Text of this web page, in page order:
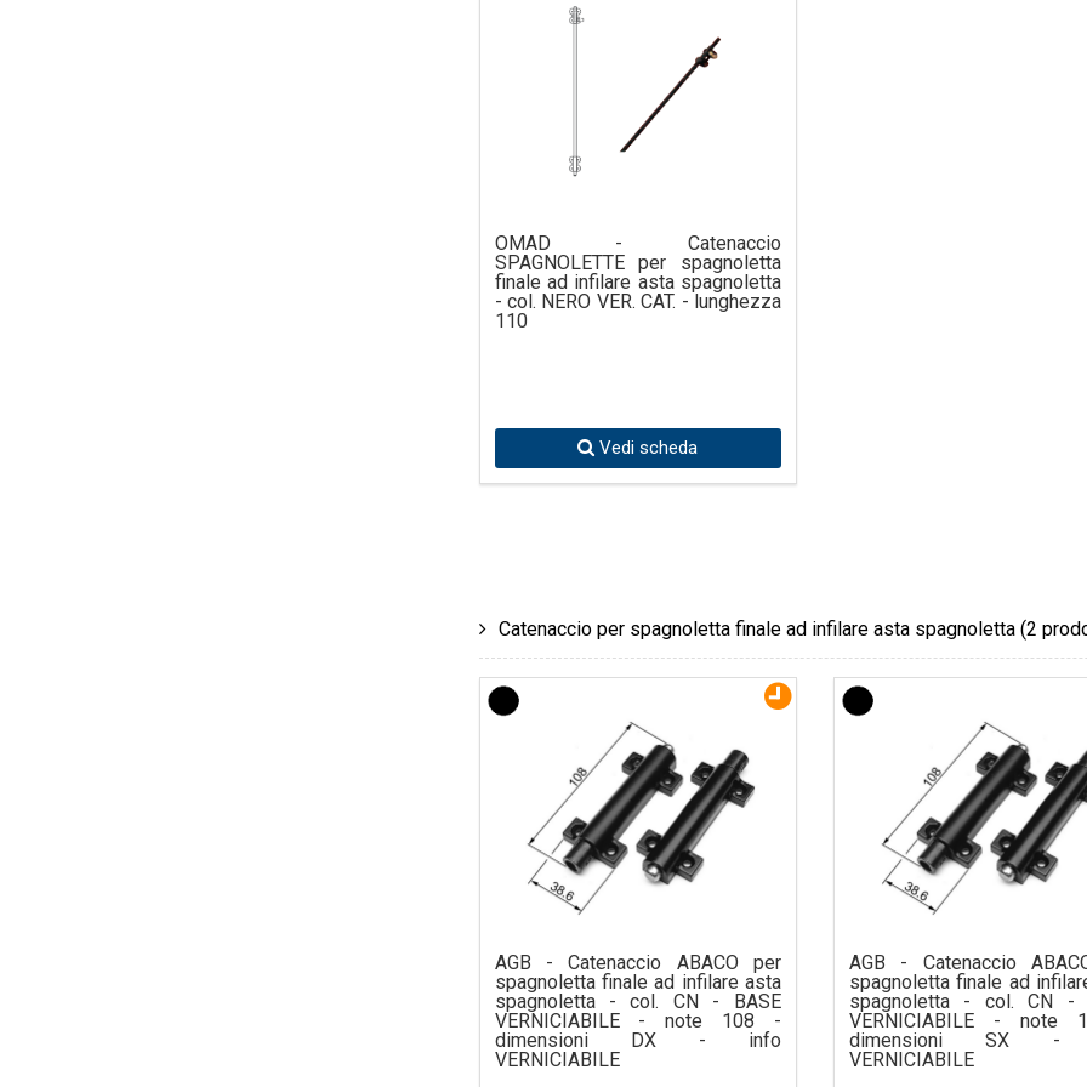
OMAD - Catenaccio
SPAGNOLETTE per spagnoletta
finale ad infilare asta spagnoletta
- col. NERO VER. CAT. - lunghezza
110
Vedi scheda
Catenaccio per spagnoletta finale ad infilare asta spagnoletta(2
AGB - Catenaccio ABACO per
spagnoletta finale ad infilare asta
spagnoletta - col. CN - BASE
VERNICIABILE - note 108 -
dimensioni DX - info
VERNICIABILE
AGB - Catenaccio
spagnoletta finale ad
spagnoletta - col. CN -
VERNICIABILE - note
dimensioni SX -
VERNICIABILE